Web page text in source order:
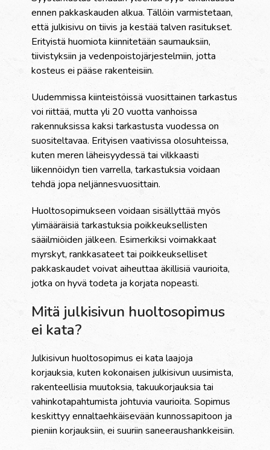
ennen pakkaskauden alkua. Tällöin varmistetaan,
että julkisivu on tiivis ja kestää talven rasitukset.
Erityistä huomiota kiinnitetään saumauksiin,
tiivistyksiin ja vedenpoistojärjestelmiin, jotta
kosteus ei pääse rakenteisiin.
Uudemmissa kiinteistöissä vuosittainen tarkastus
voi riittää, mutta yli 20 vuotta vanhoissa
rakennuksissa kaksi tarkastusta vuodessa on
suositeltavaa. Erityisen vaativissa olosuhteissa,
kuten meren läheisyydessä tai vilkkaasti
liikennöidyn tien varrella, tarkastuksia voidaan
tehdä jopa neljännesvuosittain.
Huoltosopimukseen voidaan sisällyttää myös
ylimääräisiä tarkastuksia poikkeuksellisten
sääilmiöiden jälkeen. Esimerkiksi voimakkaat
myrskyt, rankkasateet tai poikkeukselliset
pakkaskaudet voivat aiheuttaa äkillisiä vaurioita,
jotka on hyvä todeta ja korjata nopeasti.
Mitä julkisivun huoltosopimus
ei kata?
Julkisivun huoltosopimus ei kata laajoja
korjauksia, kuten kokonaisen julkisivun uusimista,
rakenteellisia muutoksia, takuukorjauksia tai
vahinkotapahtumista johtuvia vaurioita. Sopimus
keskittyy ennaltaehkäisevään kunnossapitoon ja
pieniin korjauksiin, ei suuriin saneeraushankkeisiin.